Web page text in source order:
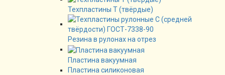
Техпластины Т (твёрдые)
Резина в рулонах на отрез
Пластина вакуумная
Пластина силиконовая